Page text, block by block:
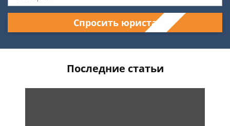
Спросить юриста
Последние статьи